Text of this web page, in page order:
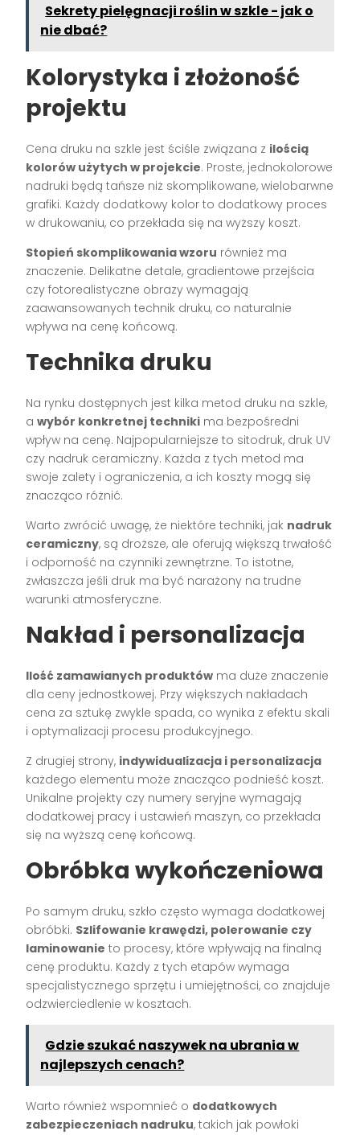
Sekrety pielęgnacji roślin w szkle - jak o
nie dbać?
Kolorystyka i złożoność
projektu
Cena druku na szkle jest ściśle związana z ilością
kolorów użytych w projekcie. Proste, jednokolorowe
nadruki będą tańsze niż skomplikowane, wielobarwne
grafiki. Każdy dodatkowy kolor to dodatkowy proces
w drukowaniu, co przekłada się na wyższy koszt.
Stopień skomplikowania wzoru również ma
znaczenie. Delikatne detale, gradientowe przejścia
czy fotorealistyczne obrazy wymagają
zaawansowanych technik druku, co naturalnie
wpływa na cenę końcową.
Technika druku
Na rynku dostępnych jest kilka metod druku na szkle,
awybór konkretnej techniki ma bezpośredni
wpływ na cenę. Najpopularniejsze to sitodruk, druk UV
czy nadruk ceramiczny. Każda z tych metod ma
swoje zalety i ograniczenia, a ich koszty mogą się
znacząco różnić.
Warto zwrócić uwagę, że niektóre techniki, jak nadruk
ceramiczny, są droższe, ale oferują większą trwałość
i odporność na czynniki zewnętrzne. To istotne,
zwłaszcza jeśli druk ma być narażony na trudne
warunki atmosferyczne.
Nakład i personalizacja
Ilość zamawianych produktów ma duże znaczenie
dla ceny jednostkowej. Przy większych nakładach
cena za sztukę zwykle spada, co wynika z efektu skali
i optymalizacji procesu produkcyjnego.
Z drugiej strony, indywidualizacja i personalizacja
każdego elementu może znacząco podnieść koszt.
Unikalne projekty czy numery seryjne wymagają
dodatkowej pracy i ustawień maszyn, co przekłada
się na wyższą cenę końcową.
Obróbka wykończeniowa
Po samym druku, szkło często wymaga dodatkowej
obróbki. Szlifowanie krawędzi, polerowanie czy
laminowanie to procesy, które wpływają na finalną
cenę produktu. Każdy z tych etapów wymaga
specjalistycznego sprzętu i umiejętności, co znajduje
odzwierciedlenie w kosztach.
Gdzie szukać naszywek na ubrania w
najlepszych cenach?
Warto również wspomnieć o dodatkowych
zabezpieczeniach nadruku, takich jak powłoki